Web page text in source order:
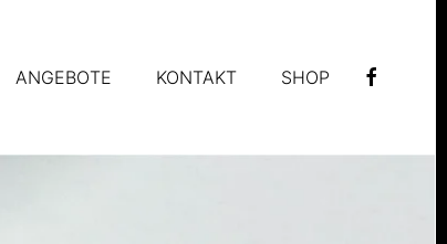
ANGEBOTE KONTAKT SHOP